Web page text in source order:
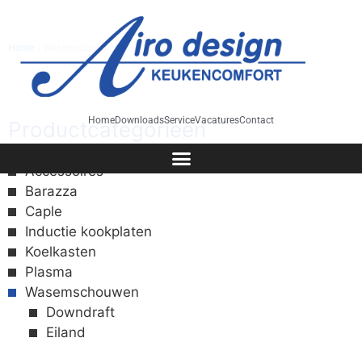
HomeDownloadsServiceVacaturesContact
/ Wasemschouwen
Productcategorieën
Accessoires
Barazza
Caple
Inductie kookplaten
Koelkasten
Plasma
Wasemschouwen
Downdraft
Eiland